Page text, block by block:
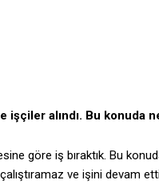
işçiler alındı. Bu konuda
göre iş bıraktık. Bu
ve işini devam